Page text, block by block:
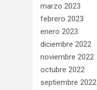
marzo 2023
febrero 2023
enero 2023
diciembre 2022
noviembre 2022
octubre 2022
septiembre 2022